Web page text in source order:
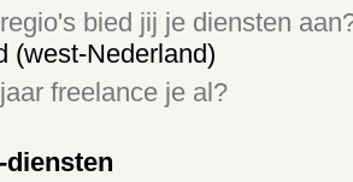
bied jij je diensten
(west-Nederland)
freelance je al?
diensten